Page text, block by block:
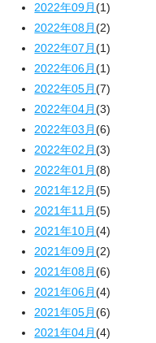
2022年09月(1)
2022年08月(2)
2022年07月(1)
2022年06月(1)
2022年05月(7)
2022年04月(3)
2022年03月(6)
2022年02月(3)
2022年01月(8)
2021年12月(5)
2021年11月(5)
2021年10月(4)
2021年09月(2)
2021年08月(6)
2021年06月(4)
2021年05月(6)
2021年04月(4)